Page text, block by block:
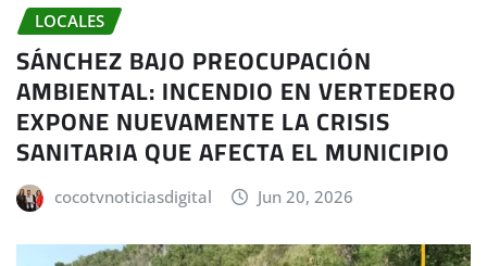
LOCALES
SÁNCHEZ BAJO PREOCUPACIÓN
AMBIENTAL: INCENDIO EN VERTEDERO
EXPONE NUEVAMENTE LA CRISIS
SANITARIA QUE AFECTA EL MUNICIPIO
cocotvnoticiasdigital Jun 20, 2026